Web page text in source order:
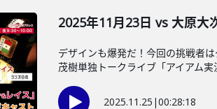
2025年11月23日 vs 大原大
デザインも爆発だ！今回の挑戦者
茂樹単独トークライブ「アイアム実
2025.11.25 |00:28:18